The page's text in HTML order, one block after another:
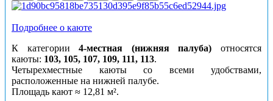
Подробнее о каюте
К категории4-местная (нижняя палуба) относятся
каюты: 103, 105, 107, 109, 111, 113.
Четырехместные каюты со всеми удобствами,
расположенные на нижней палубе.
Площадь кают ≈ 12,81 м².